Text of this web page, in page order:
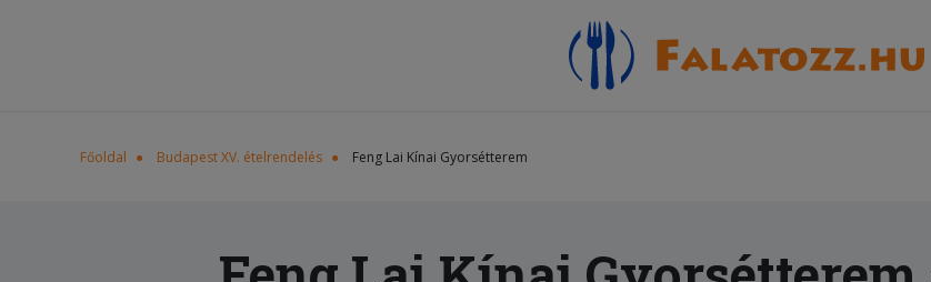
Főoldal Budapest XV. ételrendelés Feng Lai Kínai Gyorsétterem